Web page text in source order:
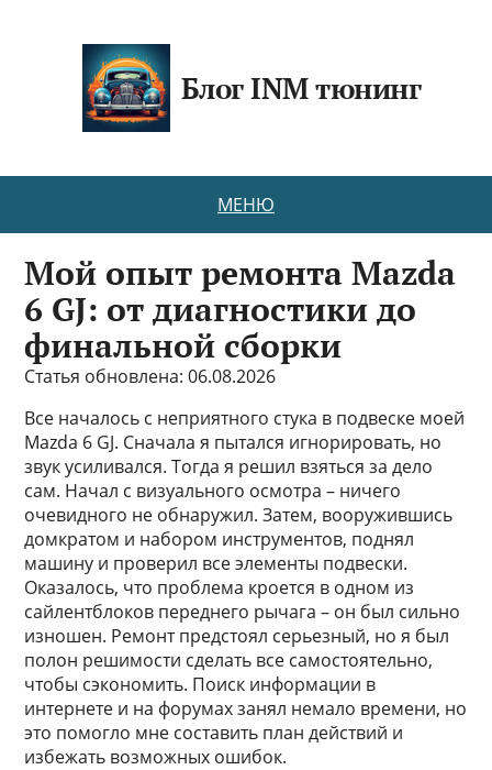
Блог INM тюнинг
МЕНЮ
Мой опыт ремонта Mazda
6 GJ: от диагностики до
финальной сборки
Статья обновлена: 06.08.2026
Все началось с неприятного стука в подвеске моей
Mazda 6 GJ. Сначала я пытался игнорировать, но
звук усиливался. Тогда я решил взяться за дело
сам. Начал с визуального осмотра – ничего
очевидного не обнаружил. Затем, вооружившись
домкратом и набором инструментов, поднял
машину и проверил все элементы подвески.
Оказалось, что проблема кроется в одном из
сайлентблоков переднего рычага – он был сильно
изношен. Ремонт предстоял серьезный, но я был
полон решимости сделать все самостоятельно,
чтобы сэкономить. Поиск информации в
интернете и на форумах занял немало времени, но
это помогло мне составить план действий и
избежать возможных ошибок.